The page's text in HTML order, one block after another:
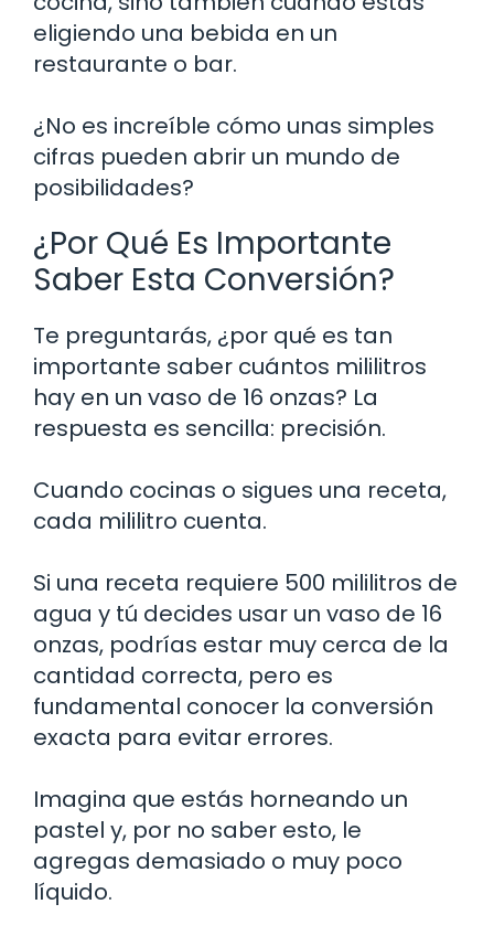
eligiendo una bebida en un
restaurante o bar.
¿No es increíble cómo unas simples
cifras pueden abrir un mundo de
posibilidades?
¿Por Qué Es Importante
Saber Esta Conversión?
Te preguntarás, ¿por qué es tan
importante saber cuántos mililitros
hay en un vaso de 16 onzas? La
respuesta es sencilla: precisión.
Cuando cocinas o sigues una receta,
cada mililitro cuenta.
Si una receta requiere 500 mililitros de
agua y tú decides usar un vaso de 16
onzas, podrías estar muy cerca de la
cantidad correcta, pero es
fundamental conocer la conversión
exacta para evitar errores.
Imagina que estás horneando un
pastel y, por no saber esto, le
agregas demasiado o muy poco
líquido.